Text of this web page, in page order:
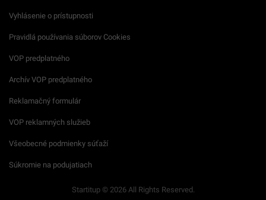
Vyhlásenie o prístupnosti
Pravidlá používania súborov Cookies
VOP predplatného
Archív VOP predplatného
Reklamačný formulár
VOP reklamných služieb
Všeobecné podmienky súťaží
Súkromie na podujatiach
Startitup © 2026 All Rights Reserved.